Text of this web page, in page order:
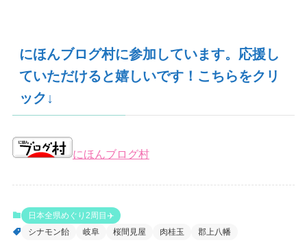
にほんブログ村に参加しています。応援し
ていただけると嬉しいです！こちらをクリ
ック↓
にほんブログ村
日本全県めぐり2周目✈️
シナモン飴
岐阜 桜間見屋 肉桂玉 郡上八幡